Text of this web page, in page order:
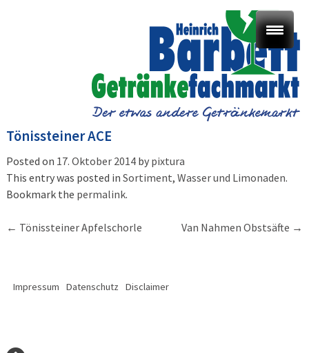
Tönissteiner ACE
Posted on 17. Oktober 2014by pixtura
This entry was posted in Sortiment, Wasser und Limonaden.
Bookmark the permalink.
Post
← Tönissteiner Apfelschorle Van Nahmen Obstsäfte →
Impressum Datenschutz Disclaimer